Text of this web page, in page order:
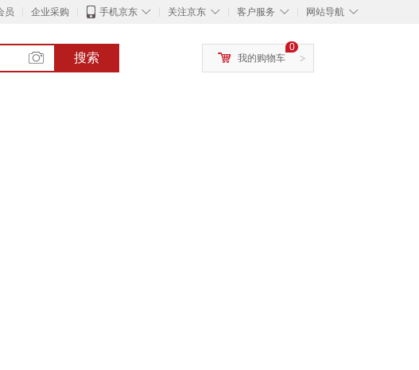
员 企业采购 ◇
手机京东 ◇
关注京东 ◇
客户服务 ◇
网站导航
搜索 >
0
我的购物车